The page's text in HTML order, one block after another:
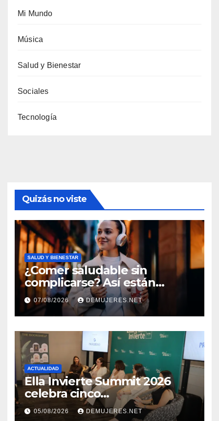
Mi Mundo
Música
Salud y Bienestar
Sociales
Tecnología
Quizás no viste
SALUD Y BIENESTAR
¿Comer saludable sin
complicarse? Así están
cambiando sus hábitos las
nuevas generaciones
07/08/2026 DEMUJERES.NET
ACTUALIDAD
Ella Invierte Summit 2026
celebra cinco
añosimpulsando a las
mujeres a construir su
05/08/2026 DEMUJERES.NET